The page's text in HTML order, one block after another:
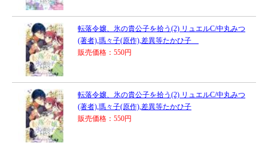
転落令嬢、氷の貴公子を拾う(2) リュエルC/中丸みつ
(著者),瑪々子(原作),差異等たかひ子
販売価格：550円
転落令嬢、氷の貴公子を拾う(2) リュエルC/中丸みつ
(著者),瑪々子(原作),差異等たかひ子
販売価格：550円